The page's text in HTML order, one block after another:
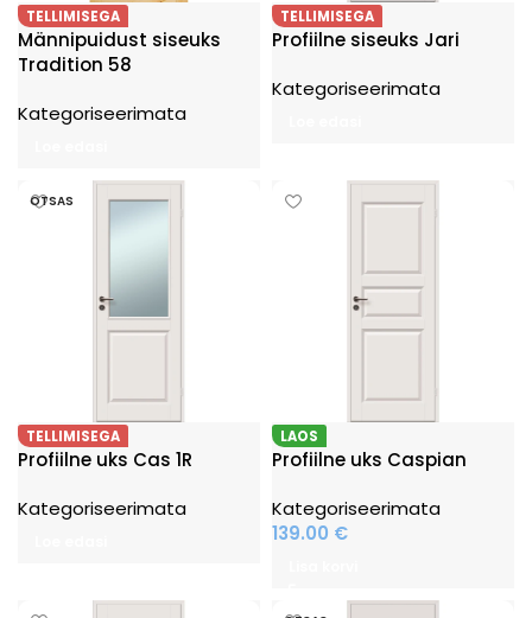
TELLIMISEGA
Männipuidust siseuks
Tradition 58
Kategoriseerimata
TELLIMISEGA
Profiilne siseuks Jari
Kategoriseerimata
OTSAS
TELLIMISEGA
Profiilne uks Cas 1R
Kategoriseerimata
LAOS
Profiilne uks Caspian
Kategoriseerimata
139.00 €